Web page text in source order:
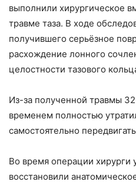
выполнили хирургическое
травме таза. В ходе
получившего серьёзное
расхождение лонного
целостности тазового
Из-за полученной травмы
временем полностью
самостоятельно
Во время операции хирурги
восстановили